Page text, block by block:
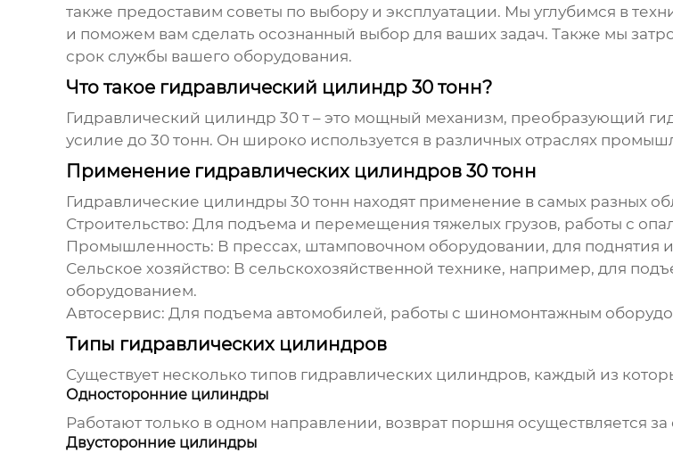
также предоставим советы по выбору и эксплуатации. Мы углубимся в
и поможем вам сделать осознанный выбор для ваших задач. Также мы
срок службы вашего оборудования.
Что такое гидравлический цилиндр 30 тонн?
Гидравлический цилиндр 30 т– это мощный механизм, преобразующий
усилие до 30 тонн. Он широко используется в различных отраслях
Применение гидравлических цилиндров 30 тонн
Гидравлические цилиндры 30 тонн находят применение в самых разных
Строительство: Для подъема и перемещения тяжелых грузов, работы с
Промышленность: В прессах, штамповочном оборудовании, для поднятия
Сельское хозяйство: В сельскохозяйственной технике, например, для
оборудованием.
Автосервис: Для подъема автомобилей, работы с шиномонтажным
Типы гидравлических цилиндров
Существует несколько типов гидравлических цилиндров, каждый из
Односторонние цилиндры
Работают только в одном направлении, возврат поршня осуществляется
Двусторонние цилиндры